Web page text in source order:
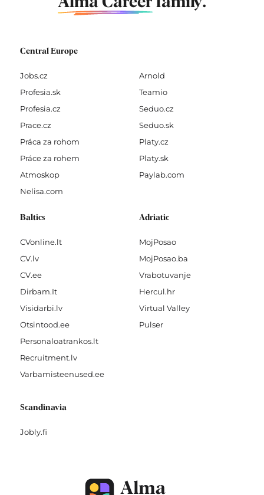
Central Europe
Jobs.cz
Profesia.sk
Profesia.cz
Prace.cz
Práca za rohom
Práce za rohem
Atmoskop
Nelisa.com
Arnold
Teamio
Seduo.cz
Seduo.sk
Platy.cz
Platy.sk
Paylab.com
Baltics
CVonline.lt
CV.lv
CV.ee
Dirbam.It
Visidarbi.lv
Otsintood.ee
Personaloatrankos.lt
Recruitment.lv
Varbamisteenused.ee
Adriatic
MojPosao
MojPosao.ba
Vrabotuvanje
Hercul.hr
Virtual Valley
Pulser
Scandinavia
Jobly.fi